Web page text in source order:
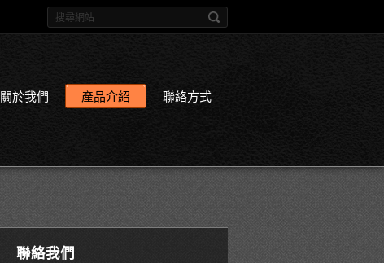
關於我們 產品介紹 聯絡方式
聯絡我們